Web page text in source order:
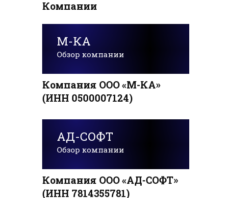
Компании
М-КА
Обзор компании
Компания ООО «М-КА»
(ИНН 0500007124)
АД-СОФТ
Обзор компании
Компания ООО «АД-СОФТ»
(ИНН 7814355781)